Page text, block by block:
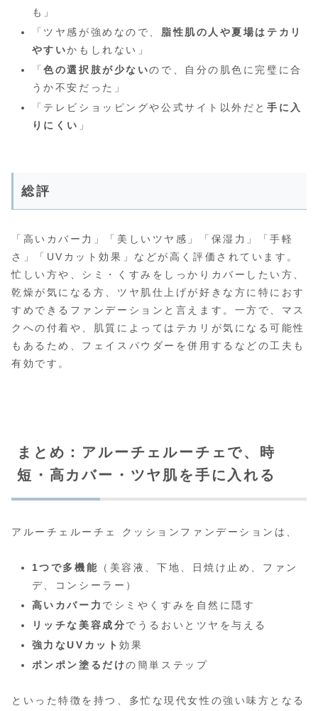
も」
「ツヤ感が強めなので、 脂性肌の人や夏場はテカリ
やすいかもしれない」
「色の選択肢が少ないので、自分の肌色に完璧に合
うか不安だった」
「テレビショッピングや公式サイト以外だと 手に入
りにくい 」
総評
「高いカバー力」「美しいツヤ感」「保湿力」「手軽
さ」「UVカット効果」などが高く評価されています。
忙しい方や、シミ・くすみをしっかりカバーしたい方、
乾燥が気になる方、ツヤ肌仕上げが好きな方に特におす
すめできるファンデーションと言えます。一方で、マス
クへの付着や、肌質によってはテカリが気になる可能性
もあるため、フェイスパウダーを併用するなどの工夫も
有効です。
まとめ：アルーチェルーチェで、時
短・高カバー・ツヤ肌を手に入れる
アルーチェルーチェ クッションファンデーションは、
1つで多機能 （美容液、下地、日焼け止め、ファン
デ、コンシーラー）
高いカバー力 でシミやくすみを自然に隠す
リッチな美容成分でうるおいとツヤを与える
強力なUVカット効果
ポンポン塗るだけの簡単ステップ
といった特徴を持つ、多忙な現代女性の強い味方となる